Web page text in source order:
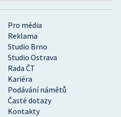
Pro média
Reklama
Studio Brno
Studio Ostrava
Rada ČT
Kariéra
Podávání námětů
Časté dotazy
Kontakty